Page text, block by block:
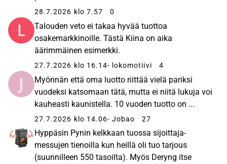
hyötyvät kotimarkkinoiden ja kulutuksen kasvusta.
PYN Eliten ajatuksena on toimia Vietnamissa,
kunnes sen indeksitavoite 2 500 pistettä
saavutetaan. Vuoden 2021 lopussa VN-indeksi oli 1
500 pisteessä.
28.7.2026 klo 7.57 0
Talouden veto ei takaa hyvää tuottoa
osakemarkkinoille. Tästä Kiina on aika
äärimmäinen esimerkki.
27.7.2026 klo 16.14- lokomotiivi 4
Myönnän että oma luotto riittää vielä pariksi
vuodeksi katsomaan tätä, mutta ei niitä lukuja voi
kauheasti kaunistella. 10 vuoden tuotto on ...
27.7.2026 klo 14.06- Jobao 27
Hyppäsin Pynin kelkkaan tuossa sijoittaja-
messujen tienoilla kun heillä oli tuo tarjous
(suunnilleen 550 tasoilta). Myös Deryng itse